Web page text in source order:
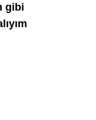
gibi